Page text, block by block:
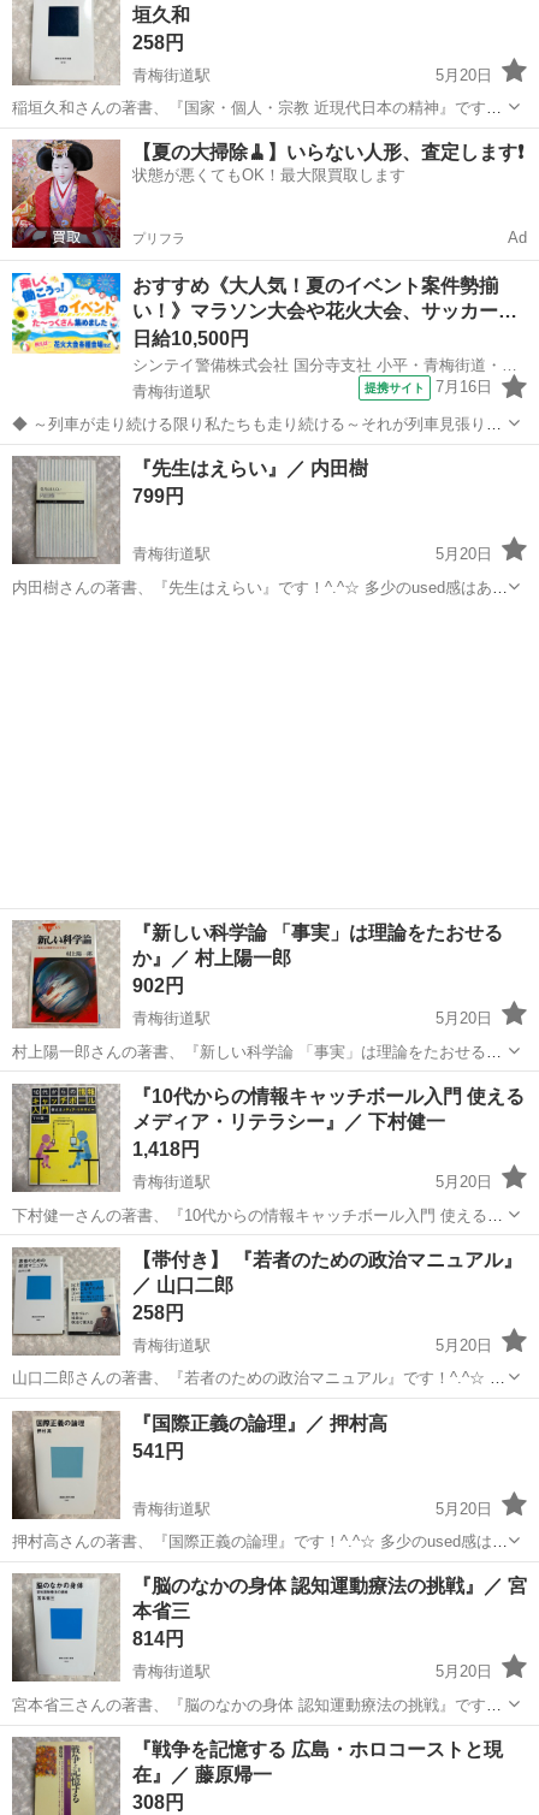
#岩波新書 ...
垣久和
258円
青梅街道駅
5月20日
稲垣久和さんの著書、『国家・個人・宗教 近現代日本の精神』です！
^.^☆ 多少のused感はあるかと思いますが、お読みいただくのに問題は
ありません。 ※素人管理のため、神経質な方は念のため購入をお控え
ください。 #国家...
東京 小平市 青梅街道駅 歴史、心理、教育 個人
【夏の大掃除🧹】いらない人形、査定します❗️
状態が悪くてもOK！最大限買取します
プリフラ Ad
おすすめ《大人気！夏のイベント案件勢揃
い！》マラソン大会や花火大会、サッカー
イ…
日給10,500円
青梅街道駅
提携サイト 7月16日
◆ ～列車が走り続ける限り私たちも走り続ける～それが列車見張り員
です★ ◆ 自己負担なしで資格を取得！ 総額手当15万円を支給で、 未
経験からプロの「列車見張り員」へ ※取得までは交通誘導などのお仕
事をお願いします※ 『...
東京 小平市 青梅街道駅 警備員
『先生はえらい』／ 内田樹
799円
青梅街道駅
5月20日
内田樹さんの著書、『先生はえらい』です！^.^☆ 多少のused感はある
『新しい科学論 「事実」は理論をたおせる
か』／ 村上陽一郎
902円
青梅街道駅
5月20日
村上陽一郎さんの著書、『新しい科学論 「事実」は理論をたおせる
か』です！^.^☆ 多少のused感はあるかと思いますが、お読みいただく
のに問題はありません。 ※素人管理のため、神経質な方は念のため購
入をお控えください。 ...
東京 小平市 青梅街道駅 歴史、心理、教育 新書
『10代からの情報キャッチボール入門 使える
メディア・リテラシー』／ 下村健一
1,418円
青梅街道駅
5月20日
下村健一さんの著書、『10代からの情報キャッチボール入門 使えるメ
ディア・リテラシー』です！^.^☆ 多少のused感はあるかと思います
が、お読みいただくのに問題はありません。 ※素人管理のため、神経
質な方は念のため購入...
東京 小平市 青梅街道駅 歴史、心理、教育
キャッチボール
【帯付き】 『若者のための政治マニュアル』
／ 山口二郎
258円
青梅街道駅
5月20日
山口二郎さんの著書、『若者のための政治マニュアル』です！^.^☆ 帯
付きです。 多少のused感はあるかと思いますが、お読みいただくのに
問題はありません。 ※素人管理のため、神経質な方は念のため購入を
お控えください。 ...
東京 小平市 青梅街道駅 歴史、心理、教育
『国際正義の論理』／ 押村高
541円
青梅街道駅
5月20日
押村高さんの著書、『国際正義の論理』です！^.^☆ 多少のused感はあ
るかと思いますが、お読みいただくのに問題はありません。 ※素人管
理のため、神経質な方は念のため購入をお控えください。 #国際正義
の論理 #押村高 ...
東京 小平市 青梅街道駅 歴史、心理、教育 新書
『脳のなかの身体 認知運動療法の挑戦』／ 宮
本省三
814円
青梅街道駅
5月20日
宮本省三さんの著書、『脳のなかの身体 認知運動療法の挑戦』です！
^.^☆ ----- リハビリテーションに奇跡はない、しかし進歩はある。 本書
では、「脳のなかの身体」とは何かを論じたうえで、脳神経システム
の再構築により...
東京 小平市 青梅街道駅 医学、薬学、看護 宮本
『戦争を記憶する 広島・ホロコーストと現
在』／ 藤原帰一
308円